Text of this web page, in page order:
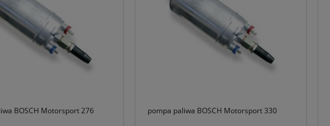
BOSCH Motorsport 276 pompa paliwa BOSCH Motorsport 330